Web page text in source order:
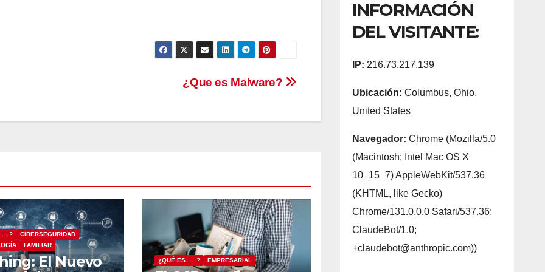
¿Que es Malware?
. . ?
CIBERSEGURIDAD
FAMILIAR
El Nuevo
¿QUÉ ES. . . ? EMPRESARIAL
INFORMACIÓN
DEL VISITANTE:
IP: 216.73.217.139
Ubicación: Columbus, Ohio,
United States
Navegador: Chrome (Mozilla/5.0
(Macintosh; Intel Mac OS X
10_15_7) AppleWebKit/537.36
(KHTML, like Gecko)
Chrome/131.0.0.0 Safari/537.36;
ClaudeBot/1.0;
+claudebot@anthropic.com))